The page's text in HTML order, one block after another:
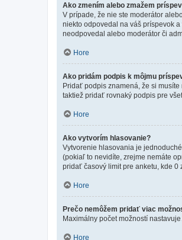
Ako zmením alebo zmažem
V prípade, že nie ste moderátor
niekto odpovedal na váš príspevok
neodpovedal alebo moderátor či
Hore
Ako pridám podpis k môjmu
Pridať podpis znamená, že si
taktiež pridať rovnaký podpis pre
Hore
Ako vytvorím hlasovanie?
Vytvorenie hlasovania je
(pokiaľ to nevidíte, zrejme nemáte
pridať časový limit pre anketu, kde 0
Hore
Prečo nemôžem pridať viac
Maximálny počet možností
Hore